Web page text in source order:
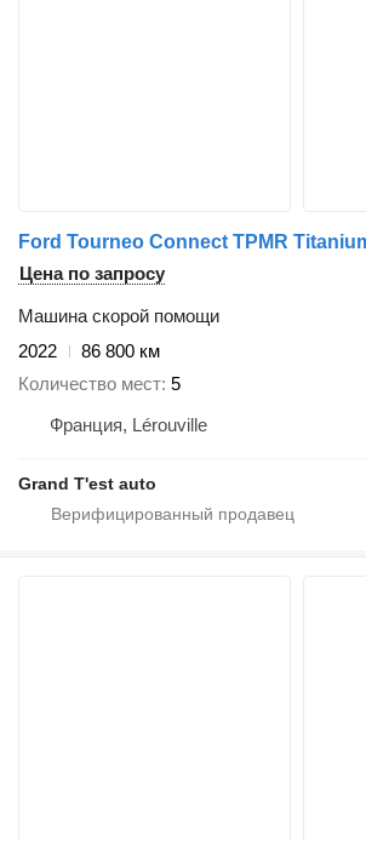
Цена по запросу
Машина скорой помощи
2022
86 800 км
Количество мест 5
Франция, Lérouville
Grand T'est auto